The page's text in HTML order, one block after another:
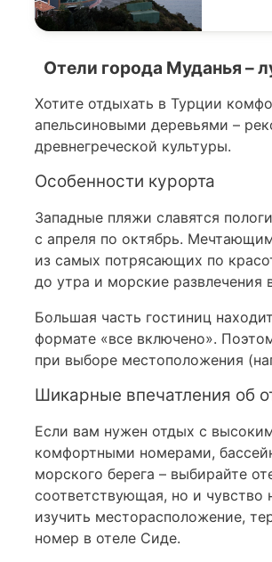
Отели города Муданья –
Хотите отдыхать в Турции
апельсиновыми деревьями –
древнегреческой культуры.
Особенности курорта
Западные пляжи славятся
с апреля по октябрь.
из самых потрясающих по
до утра и морские развлечения
Большая часть гостиниц
формате «все включено».
при выборе местоположения
Шикарные впечатления об
Если вам нужен отдых с
комфортными номерами,
морского берега – выбирайте
соответствующая, но и чувство
изучить месторасположение,
номер в отеле Сиде.